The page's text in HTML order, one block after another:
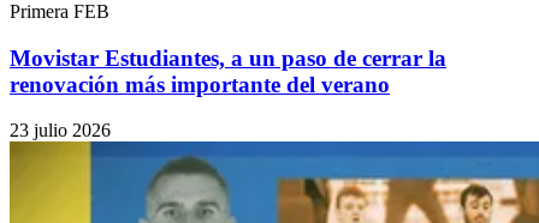
Primera FEB
Movistar Estudiantes, a un paso de cerrar la
renovación más importante del verano
23 julio 2026